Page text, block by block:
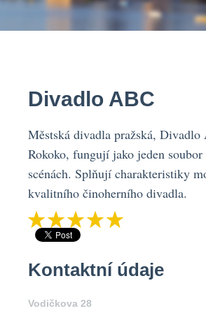
Divadlo ABC
Městská divadla pražská,
Rokoko, fungují jako jeden
scénách. Splňují charakteristiky
kvalitního činoherního divadla.
Kontaktní údaje
Vodičkova 28